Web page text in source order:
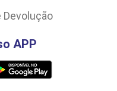
Devolução
APP